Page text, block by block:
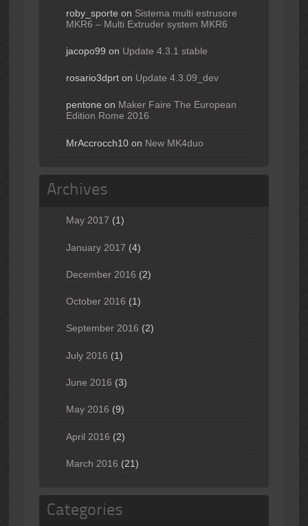
roby_sporte on Sistema multi estrusore
MKR6 – Multi Extruder system MKR6
jacopo99 on Update 4.3.1 stable
rosario3dprton Update 4.3.09_dev
pentone on Maker Faire The European
Edition Rome 2016
MrAccrocch10on New MK4duo
Archives
May 2017 (1)
January 2017 (4)
December 2016 (2)
October 2016 (1)
September 2016 (2)
July 2016 (1)
June 2016 (3)
May 2016 (9)
April 2016 (2)
March 2016 (21)
Categories